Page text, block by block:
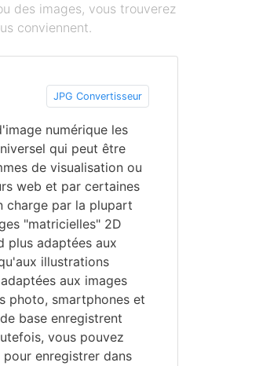
des images, vous trouverez
conviennent.
JPG Convertisseur
numérique les
qui peut être
de visualisation ou
web et par certaines
charge par la plupart
"matricielles" 2D
plus adaptées aux
illustrations
aux images
photo, smartphones et
base enregistrent
vous pouvez
enregistrer dans